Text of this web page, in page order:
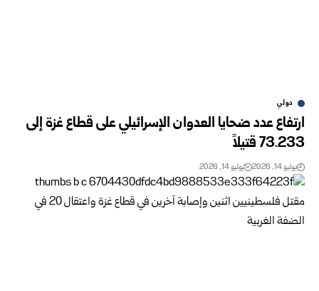
دولي
ارتفاع عدد ضحايا العدوان الإسرائيلي على قطاع غزة إلى
73.233 قتيلاً
يوليو 14, 2026 يوليو 14, 2026